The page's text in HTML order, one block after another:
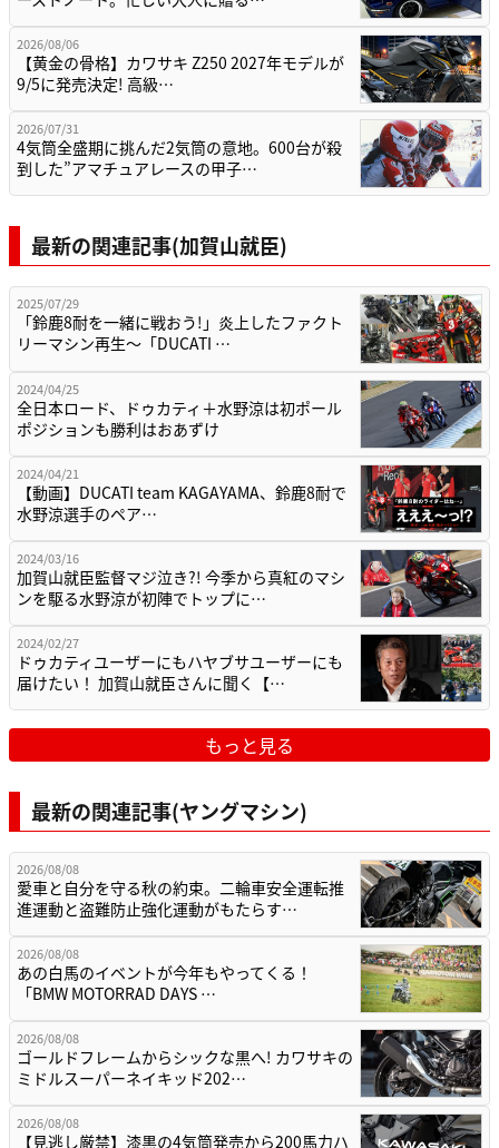
2026/08/06
【黄金の骨格】カワサキ Z250 2027年モデルが
9/5に発売決定! 高級…
2026/07/31
4気筒全盛期に挑んだ2気筒の意地。600台が殺
到した”アマチュアレースの甲子…
最新の関連記事(加賀山就臣)
2025/07/29
「鈴鹿8耐を一緒に戦おう!」炎上したファクト
リーマシン再生～「DUCATI …
2024/04/25
全日本ロード、ドゥカティ＋水野涼は初ポール
ポジションも勝利はおあずけ
2024/04/21
【動画】DUCATI team KAGAYAMA、鈴鹿8耐で
水野涼選手のペア…
2024/03/16
加賀山就臣監督マジ泣き?! 今季から真紅のマシ
ンを駆る水野涼が初陣でトップに…
2024/02/27
ドゥカティユーザーにもハヤブサユーザーにも
届けたい！ 加賀山就臣さんに聞く【…
もっと見る
最新の関連記事(ヤングマシン)
2026/08/08
愛車と自分を守る秋の約束。二輪車安全運転推
進運動と盗難防止強化運動がもたらす…
2026/08/08
あの白馬のイベントが今年もやってくる！
「BMW MOTORRAD DAYS …
2026/08/08
ゴールドフレームからシックな黒へ! カワサキの
ミドルスーパーネイキッド202…
2026/08/08
【見逃し厳禁】漆黒の4気筒発売から200馬力ハ